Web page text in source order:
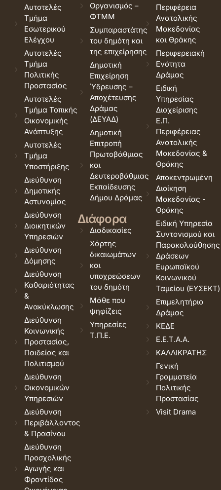
Αυτοτελές
Τμήμα
Εσωτερικού
Ελέγχου
Αυτοτελές
Τμήμα
Πολιτικής
Προστασίας
Αυτοτελές
Τμήμα Τοπικής
Οικονομικής
Ανάπτυξης
Αυτοτελές
Τμήμα
Υποστήριξης
Διεύθυνση
Δημοτικής
Αστυνομίας
Διεύθυνση
Διοικητικών
Υπηρεσιών
Διεύθυνση
Δόμησης
Διεύθυνση
Καθαριότητας
&
Ανακύκλωσης
Διεύθυνση
Κοινωνικής
Προστασίας,
Παιδείας και
Πολιτισμού
Διεύθυνση
Οικονομικών
Υπηρεσιών
Διεύθυνση
Περιβάλλοντος
& Πρασίνου
Διεύθυνση
Προσχολικής
Αγωγής και
Φροντίδας
Οργανισμός –
ΦΤΜΜ
Συμπαραστάτης
του δημότη και
της επιχείρησης
Δημοτική
Επιχείρηση
Ύδρευσης –
Αποχέτευσης
Δράμας
(ΔΕΥΑΔ)
Δημοτική
Επιτροπή
Πρωτοβάθμιας
και
Δευτεροβάθμιας
Εκπαίδευσης
Δήμου Δράμας
Διάφορα
Διαδικασίες
Χάρτης
δικαιωμάτων
και
υποχρεώσεων
του δημότη
Μάθε που
ψηφίζεις
Υπηρεσίες
Τ.Π.Ε.
Περιφέρεια
Ανατολικής
Μακεδονίας
και Θράκης
Περιφερειακή
Ενότητα
Δράμας
Ειδική
Υπηρεσίας
Διαχείρισης
Ε.Π.
Περιφέρειας
Ανατολικής
Μακεδονίας &
Θράκης
Αποκεντρωμένη
Διοίκηση
Μακεδονίας -
Θράκης
Ειδική Υπηρεσία
Συντονισμού και
Παρακολούθησης
Δράσεων
Ευρωπαϊκού
Κοινωνικού
Ταμείου (ΕΥΣΕΚΤ)
Επιμελητήριο
Δράμας
ΚΕΔΕ
Ε.Ε.Τ.Α.Α.
ΚΑΛΛΙΚΡΑΤΗΣ
Γενική
Γραμματεία
Πολιτικής
Προστασίας
Visit Drama